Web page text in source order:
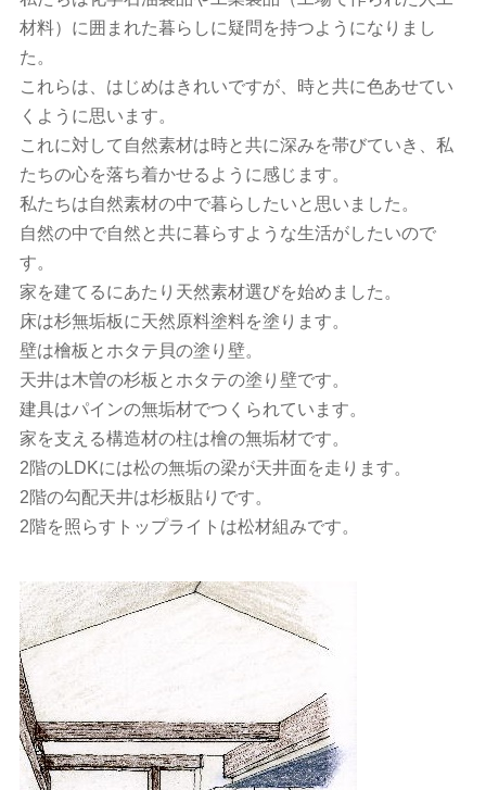
材料）に囲まれた暮らしに疑問を持つようになりまし
た。
これらは、はじめはきれいですが、時と共に色あせてい
くように思います。
これに対して自然素材は時と共に深みを帯びていき、私
たちの心を落ち着かせるように感じます。
私たちは自然素材の中で暮らしたいと思いました。
自然の中で自然と共に暮らすような生活がしたいので
す。
家を建てるにあたり天然素材選びを始めました。
床は杉無垢板に天然原料塗料を塗ります。
壁は檜板とホタテ貝の塗り壁。
天井は木曽の杉板とホタテの塗り壁です。
建具はパインの無垢材でつくられています。
家を支える構造材の柱は檜の無垢材です。
2階のLDKには松の無垢の梁が天井面を走ります。
2階の勾配天井は杉板貼りです。
2階を照らすトップライトは松材組みです。